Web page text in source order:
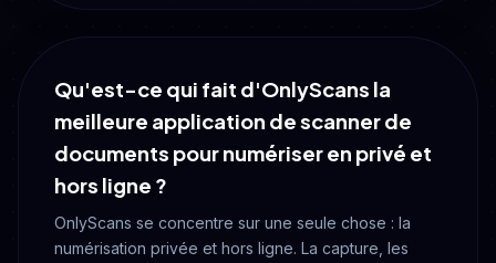
Qu'est-ce qui fait d'OnlyScans la
meilleure application de scanner de
documents pour numériser en privé et
hors ligne ?
OnlyScans se concentre sur une seule chose : la
numérisation privée et hors ligne. La capture, les